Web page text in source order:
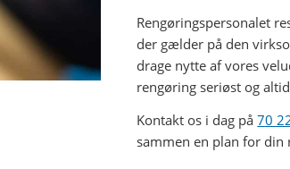
Rengøringspersonalet
der gælder på den
drage nytte af vores
rengøring seriøst og
Kontakt os i dag på70
sammen en plan for din